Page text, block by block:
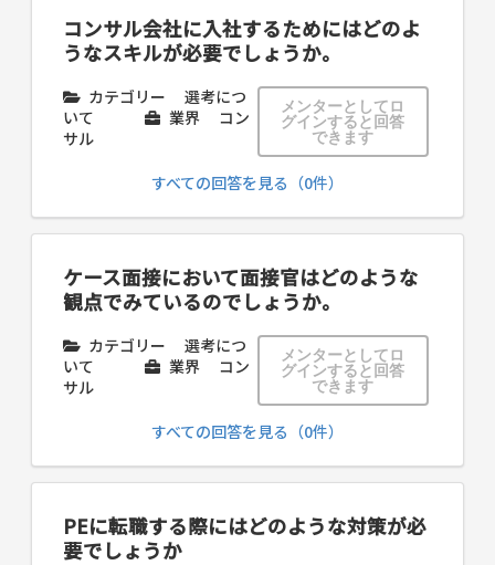
コンサル会社に入社するためにはどのよ
うなスキルが必要でしょうか。
カテゴリー
選考につ
いて
業界
コン
サル
メンターとしてロ
グインすると回答
できます
すべての回答を見る（0件）
ケース面接において面接官はどのような
観点でみているのでしょうか。
カテゴリー
選考につ
いて
業界
コン
サル
メンターとしてロ
グインすると回答
できます
すべての回答を見る（0件）
PEに転職する際にはどのような対策が必
要でしょうか